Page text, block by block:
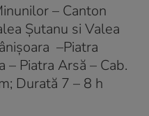
– Canton
Şutanu si Valea
–Piatra
– Piatra Arsă – Cab.
Durată 7 – 8 h